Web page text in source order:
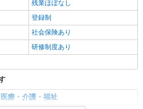
＞障がい者施設の支援員＊軽作業の見守
＊日払いOK
1450円〜2062円 ＜日払い有/週払い有/交
支給(ガソリン代含む)＞
詳細を見る
残業ほぼなし
登録制
社会保険あり
研修制度あり
医療・介護・福祉